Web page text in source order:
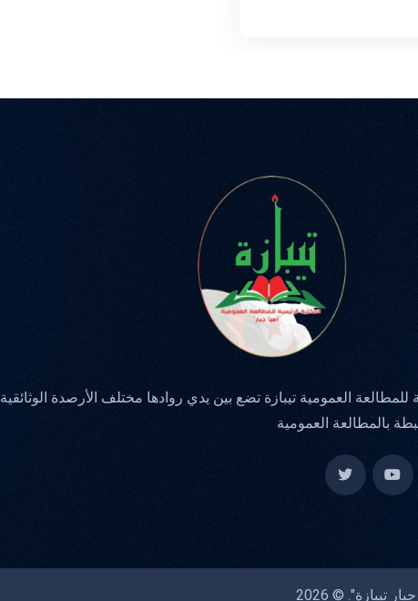
للمطالعة العمومية تيبازة تضع بين يدي روادها مختلف الأرصدة الوثائقية
بالمطالعة العمومية
© 2026